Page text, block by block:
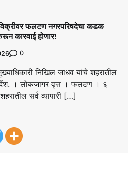
फलटण नगरपरिषदेचा कडक
कारवाई होणार!
0
मुख्याधिकारी निखिल जाधव यांचे शहरातील
। लोकजागर वृत्त । फलटण । ६
सर्व व्यापारी […]